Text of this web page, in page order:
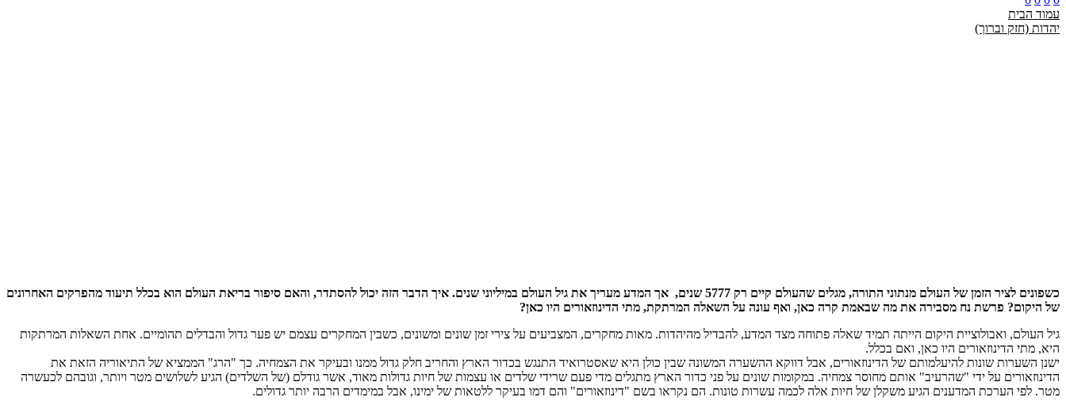
עמוד הבית
יהדות (חזק וברוך)
כשפונים לציר הזמן של העולם מנתוני התורה, מגלים שהעולם קיים רק 5777 שנים, אך המדע מעריך את גיל העולם במיליוני שנים. איך הדבר הזה יכול להסתדר, והאם סיפור בריאת העולם הוא בכלל תיעוד מהפרקים האחרונים
של היקום? פרשת נח מסבירה את מה שבאמת קרה כאן, ואף עונה על השאלה המרתקת, מתי הדינוזאורים היו כאן?
גיל העולם, ואבולוציית היקום הייתה תמיד שאלה פתוחה מצד המדע, להבדיל מהיהדות. מאות מחקרים, המצביעים על צירי זמן שונים ומשונים, כשבין המחקרים עצמם יש פער גדול והבדלים תהומיים. אחת השאלות המרתקות
היא, מתי הדינוזאורים היו כאן, ואם בכלל.
ישנן השערות שונות להיעלמותם של הדינוזאורים, אבל דווקא ההשערה המשונה שבין כולן היא שאסטרואיד התנגש בכדור הארץ והחריב חלק גדול ממנו ובעיקר את הצמחיה. כך "הרג" הממציא של התיאוריה הזאת את
הדינוזאורים על ידי "שהרעיב" אותם מחוסר צמחיה. במקומות שונים על פני כדור הארץ מתגלים מדי פעם שרידי שלדים או עצמות של חיות גדולות מאוד, אשר גודלם (של השלדים) הגיע לשלושים מטר ויותר, וגובהם לכעשרה
מטר. לפי הערכת המדענים הגיע משקלן של חיות אלה לכמה עשרות טונות. הם נקראו בשם "דינוזאורים" והם דמו בעיקר ללטאות של ימינו, אבל במימדים הרבה יותר גדולים.